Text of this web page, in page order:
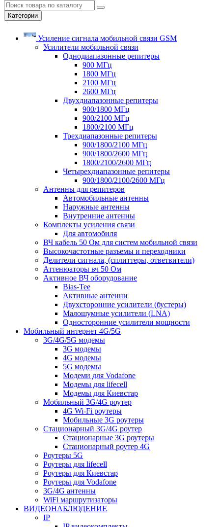
Категории
Усиление сигнала мобильной связи GSM
Усилители мобильной связи
Однодиапазонные репитеры
900 МГц
1800 МГц
2100 МГц
2600 МГц
Двухдиапазонные репитеры
900/1800 МГц
900/2100 МГц
1800/2100 МГц
Трехдиапазонные репитеры
900/1800/2100 МГц
900/1800/2600 МГц
1800/2100/2600 МГц
Четырехдиапазонные репитеры
900/1800/2100/2600 МГц
Антенны для репитеров
Автомобильные антенны
Наружные антенны
Внутренние антенны
Комплекты усиления связи
Для автомобиля
ВЧ кабель 50 Ом для систем мобильной связи
Высокочастотные разъемы и переходники
Делители сигнала, (сплиттеры, ответвители)
Аттенюаторы вч 50 Ом
Активное ВЧ оборудование
Bias-Tee
Активные антенни
Двухсторонние усилители (бустеры)
Малошумные усилители (LNA)
Односторонние усилители мощности
Мобильный интернет 4G/5G
3G/4G/5G модемы
3G модемы
4G модемы
5G модемы
Модеми для Vodafone
Модемы для lifecell
Модемы для Киевстар
Мобильный 3G/4G роутер
4G Wi-Fi роутеры
Мобильные 3G роутеры
Стационарный 3G/4G роутер
Стационарные 3G роутеры
Стационарный роутер 4G
Роутеры 5G
Роутеры для lifecell
Роутеры для Киевстар
Роутеры для Vodafone
3G/4G антенны
WiFi маршрутизаторы
ВИДЕОНАБЛЮДЕНИЕ
IP